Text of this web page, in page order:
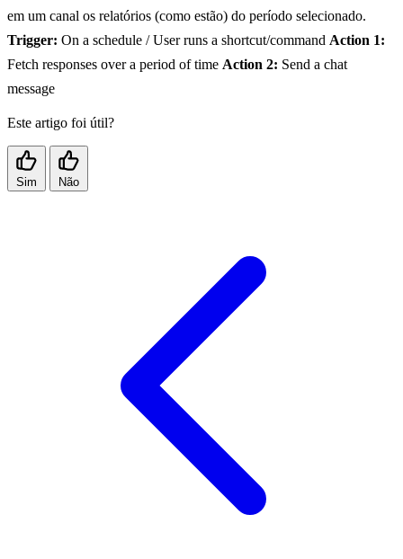
em um canal os relatórios (como estão) do período selecionado.
Trigger: On a schedule / User runs a shortcut/command Action 1:
Fetch responses over a period of time Action 2: Send a chat
message
Este artigo foi útil?
Sim Não